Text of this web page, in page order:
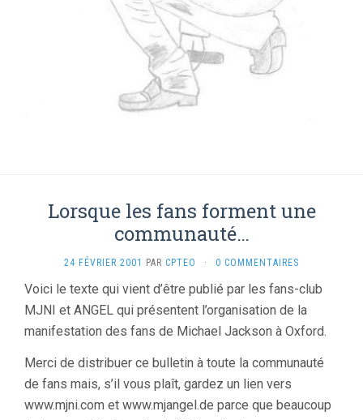
Lorsque les fans forment une
communauté…
24 FÉVRIER 2001 PAR CPTEO · 0 COMMENTAIRES
Voici le texte qui vient d’être publié par les fans-club
MJNI et ANGEL qui présentent l’organisation de la
manifestation des fans de Michael Jackson à Oxford.
Merci de distribuer ce bulletin à toute la communauté
de fans mais, s’il vous plaît, gardez un lien vers
www.mjni.com et www.mjangel.de parce que beaucoup